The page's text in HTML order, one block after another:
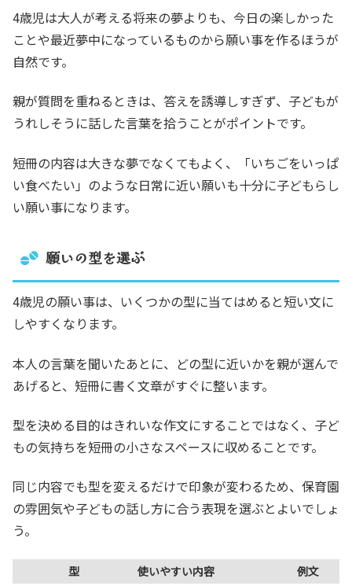
4歳児は大人が考える将来の夢よりも、今日の楽しかった
ことや最近夢中になっているものから願い事を作るほうが
自然です。
親が質問を重ねるときは、答えを誘導しすぎず、子どもが
うれしそうに話した言葉を拾うことがポイントです。
短冊の内容は大きな夢でなくてもよく、「いちごをいっぱ
い食べたい」のような日常に近い願いも十分に子どもらし
い願い事になります。
願いの型を選ぶ
4歳児の願い事は、いくつかの型に当てはめると短い文に
しやすくなります。
本人の言葉を聞いたあとに、どの型に近いかを親が選んで
あげると、短冊に書く文章がすぐに整います。
型を決める目的はきれいな作文にすることではなく、子ど
もの気持ちを短冊の小さなスペースに収めることです。
同じ内容でも型を変えるだけで印象が変わるため、保育園
の雰囲気や子どもの話し方に合う表現を選ぶとよいでしょ
う。
型 使いやすい内容 例文